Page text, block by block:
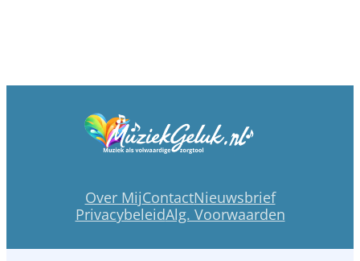
Over MijContactNieuwsbrief
PrivacybeleidAlg. Voorwaarden